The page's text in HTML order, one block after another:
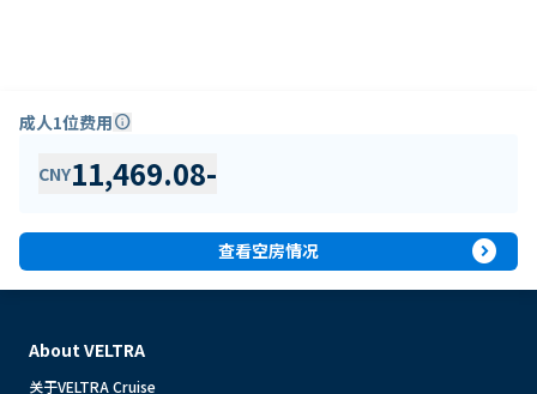
成人1位费用info
CNY11,469.08-
查看空房情况 expand_circle_right
About VELTRA
关于VELTRA Cruise